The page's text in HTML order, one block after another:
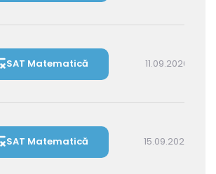
SAT Matematică 11.09.2026 16:00
SAT Matematică 15.09.2026 16:00